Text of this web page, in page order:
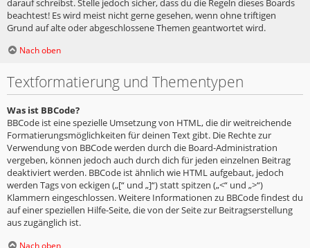
beachtest! Es wird meist nicht gerne gesehen, wenn ohne triftigen
Grund auf alte oder abgeschlossene Themen geantwortet wird.
Nach oben
Textformatierung und Thementypen
Was ist BBCode?
BBCode ist eine spezielle Umsetzung von HTML, die dir weitreichende
Formatierungsmöglichkeiten für deinen Text gibt. Die Rechte zur
Verwendung von BBCode werden durch die Board-Administration
vergeben, können jedoch auch durch dich für jeden einzelnen Beitrag
deaktiviert werden. BBCode ist ähnlich wie HTML aufgebaut, jedoch
werden Tags von eckigen („[“ und „]“) statt spitzen („<“ und „>“)
Klammern eingeschlossen. Weitere Informationen zu BBCode findest du
auf einer speziellen Hilfe-Seite, die von der Seite zur Beitragserstellung
aus zugänglich ist.
Nach oben